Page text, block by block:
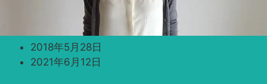
2018年5月28日
2021年6月12日